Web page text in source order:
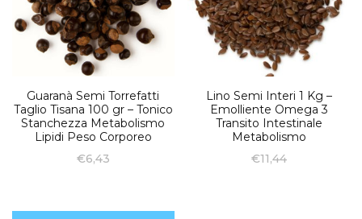
Guaranà Semi Torrefatti
Taglio Tisana 100 gr – Tonico
Stanchezza Metabolismo
Lipidi Peso Corporeo
€6,43
Lino Semi Interi 1 Kg –
Emolliente Omega 3
Transito Intestinale
Metabolismo
€11,44